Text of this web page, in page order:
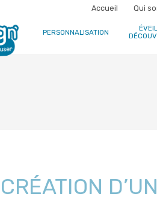
Accueil Qui
PERSONNALISATION
CRÉATION